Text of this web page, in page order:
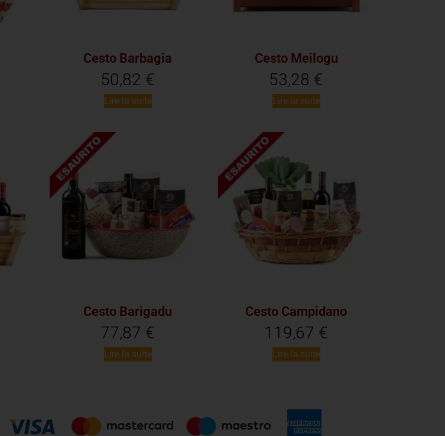
Cesto Barbagia
50,82 €
Lire la suite
Cesto Meilogu
53,28 €
Lire la suite
Cesto Barigadu
77,87 €
Lire la suite
Cesto Campidano
119,67 €
Lire la suite